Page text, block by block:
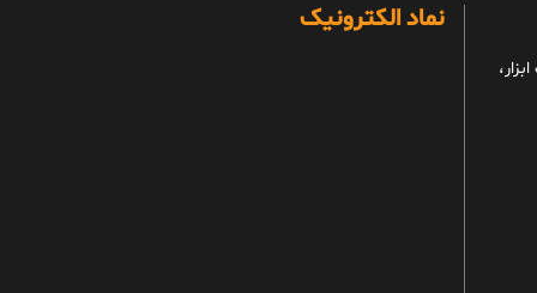
نماد الکترونیک